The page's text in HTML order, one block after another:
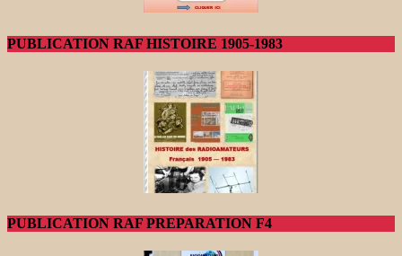
PUBLICATION RAF HISTOIRE 1905-1983
PUBLICATION RAF PREPARATION F4